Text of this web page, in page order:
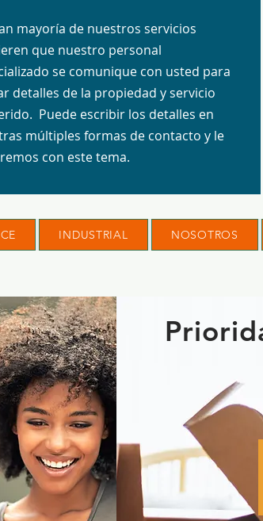
mayoría de nuestros servicios
que nuestro personal
se comunique con usted para
detalles de la propiedad y servicio
Puede escribir los detalles en
múltiples formas de contacto y le
con este tema.
INDUSTRIAL NOSOTROS